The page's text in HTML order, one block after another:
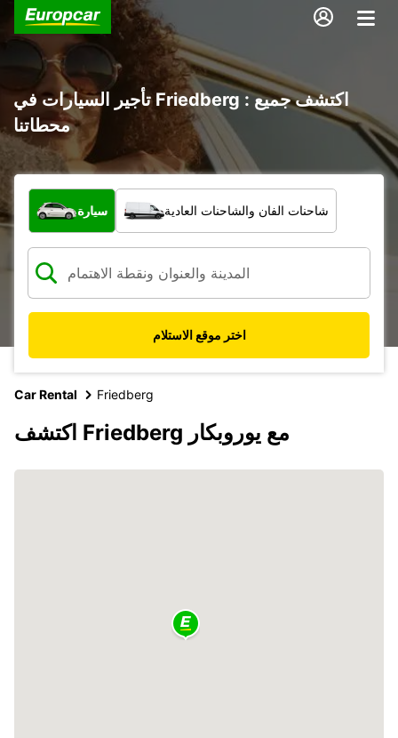
تأجير السيارات في Friedberg : اكتشف جميع
محطاتنا
ما نوع المركبة؟
سيارة شاحنات الفان والشاحنات العادية
اختر موقع الاستلام
Car Rental Friedberg
اكتشف Friedberg مع يوروبكار